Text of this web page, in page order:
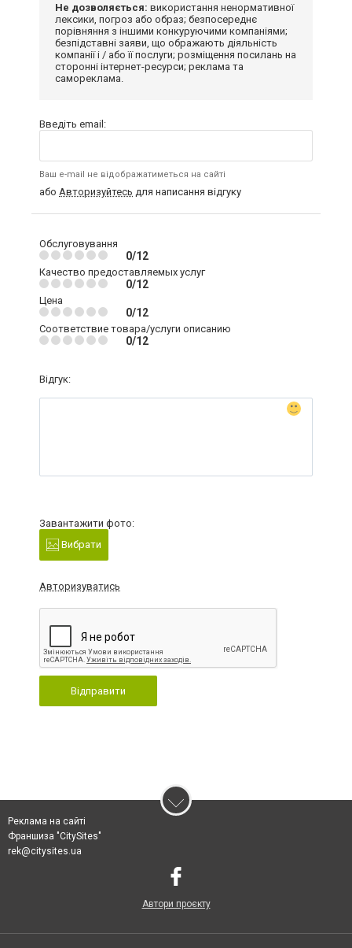
Не дозволяється: використання ненормативної
лексики, погроз або образ; безпосереднє
порівняння з іншими конкуруючими компаніями;
безпідставні заяви, що ображають діяльність
компанії і / або її послуги; розміщення посилань на
сторонні інтернет-ресурси; реклама та
самореклама.
Введіть email:
Ваш e-mail не відображатиметься на сайті
або Авторизуйтесь для написання відгуку
Обслуговування
0/12
Качество предоставляемых услуг
0/12
Цена
0/12
Соответствие товара/услуги описанию
0/12
Відгук:
Завантажити фото:
Вибрати
Авторизуватись
Відправити
Реклама на сайті
Франшиза "CitySites"
rek@citysites.ua
Автори проєкту